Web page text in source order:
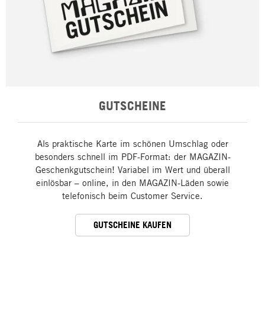
GUTSCHEINE
Als praktische Karte im schönen Umschlag oder
besonders schnell im PDF-Format: der MAGAZIN-
Geschenkgutschein! Variabel im Wert und überall
einlösbar – online, in den MAGAZIN-Läden sowie
telefonisch beim Customer Service.
GUTSCHEINE KAUFEN